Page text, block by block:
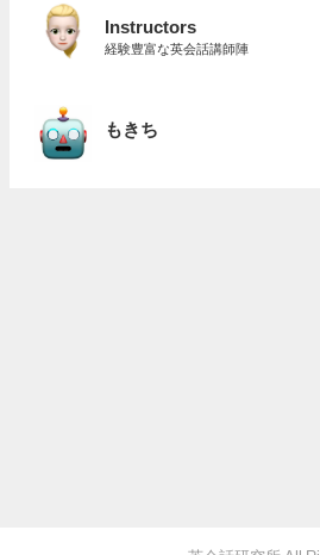
Instructors
経験豊富な英会話講師陣
もきち